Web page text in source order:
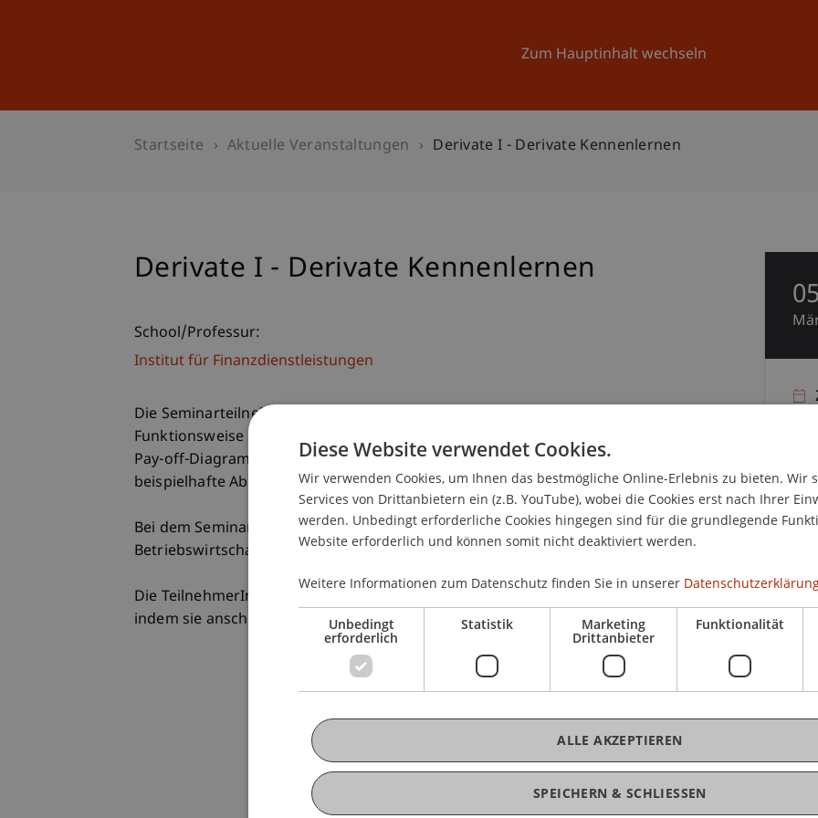
Zum Hauptinhalt wechseln
Universität Aktuelles
Startseite Aktuelle Veranstaltungen Derivate I - Derivate Kennenlernen
Derivate I - Derivate Kennenlernen
School/Professur:
Institut für Finanzdienstleistungen
Die SeminarteilnehmerInnen erhalten einen ersten Überblick über die Arten, die
Funktionsweise und die praktischen Anwendungen von derivativen Finanzinstrumenten.
Pay-off-Diagramme, eine Diskussion über die preisbestimmenden Faktoren und
beispielhafte Absicherungs- und Kombinationsstrategien runden die beiden Abende ab.
Bei dem Seminar handelt es sich um ein Weiterbildungsangebot des Lehrstuhls für
Betriebswirtschaftslehre, Banking und Financial Management.
Die TeilnehmerInnen können nach dem Seminarbesuch ihre Kenntnisse weiter vertiefen,
indem sie anschliessend das Seminar "
Derivate 2" besuchen.
05
Diese Website verwendet Cookies.
Wir verwenden Cookies, um Ihnen das bestmögliche Online-Erlebnis zu bieten. Wir
Services von Drittanbietern ein (z.B. YouTube), wobei die Cookies erst nach Ihrer
werden. Unbedingt erforderliche Cookies hingegen sind für die grundlegende
Website erforderlich und können somit nicht deaktiviert werden.
Weitere Informationen zum Datenschutz finden Sie in unserer
Unbedingt
erforderlich
Statistik Marketing
Drittanbieter
Funktionalität
SPEICHERN & SCHLIESSEN
ALLE AKZEPTIEREN